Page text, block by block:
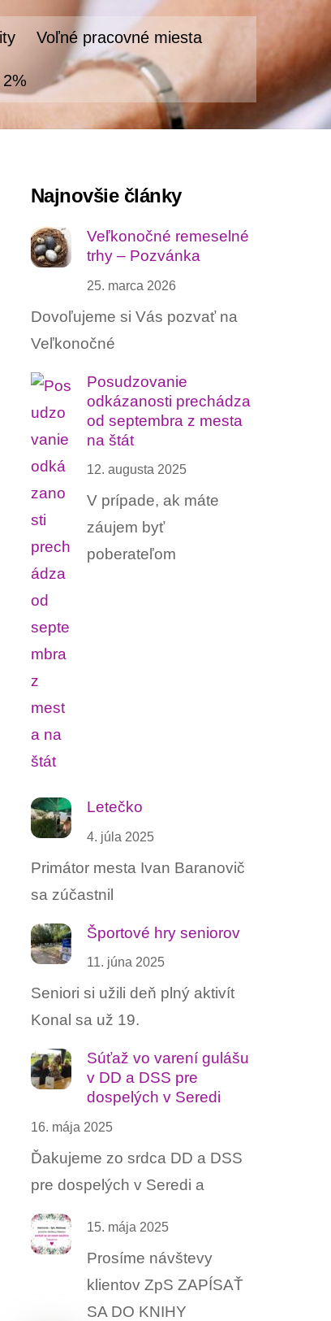
Voľné pracovné miesta
Najnovšie články
Veľkonočné remeselné
trhy – Pozvánka
25. marca 2026
Dovoľujeme si Vás pozvať na
Veľkonočné
Posudzovanie
odkázanosti prechádza
od septembra z mesta
na štát
12. augusta 2025
V prípade, ak máte
záujem byť
poberateľom
Letečko
4. júla 2025
Primátor mesta Ivan Baranovič
sa zúčastnil
Športové hry seniorov
11. júna 2025
Seniori si užili deň plný aktivít
Konal sa už 19.
Súťaž vo varení gulášu ‍
v DD a DSS pre
dospelých v Seredi
16. mája 2025
Ďakujeme zo srdca DD a DSS
pre dospelých v Seredi a
15. mája 2025
Prosíme návštevy
klientov ZpS ZAPÍSAŤ
SA DO KNIHY